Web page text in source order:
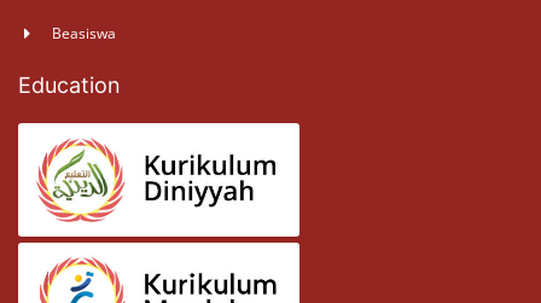
Beasiswa
Education